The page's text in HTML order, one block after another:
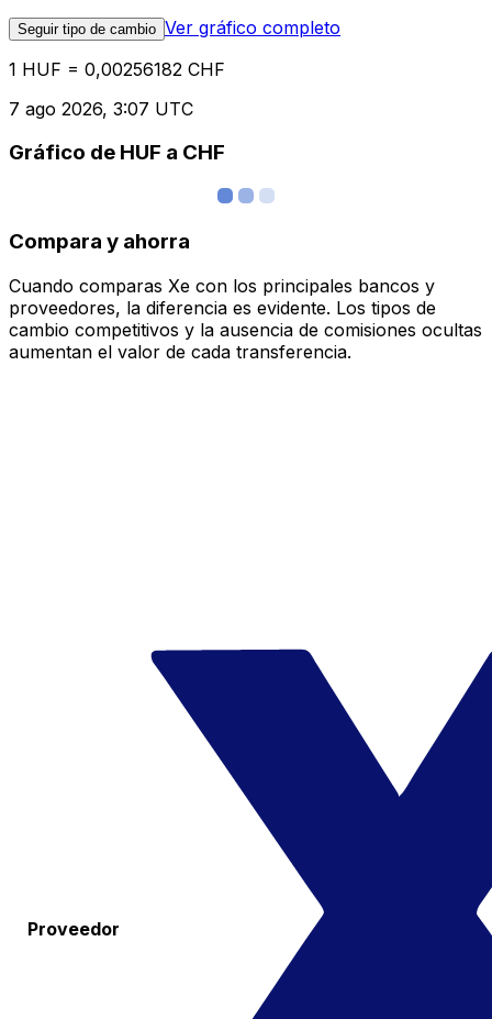
Seguir tipo de cambio Ver gráfico completo
1 HUF = 0,00256182 CHF
7 ago 2026, 3:07 UTC
Gráfico de HUF a CHF
Compara y ahorra
Cuando comparas Xe con los principales bancos y
proveedores, la diferencia es evidente. Los tipos de
cambio competitivos y la ausencia de comisiones ocultas
aumentan el valor de cada transferencia.
Proveedor